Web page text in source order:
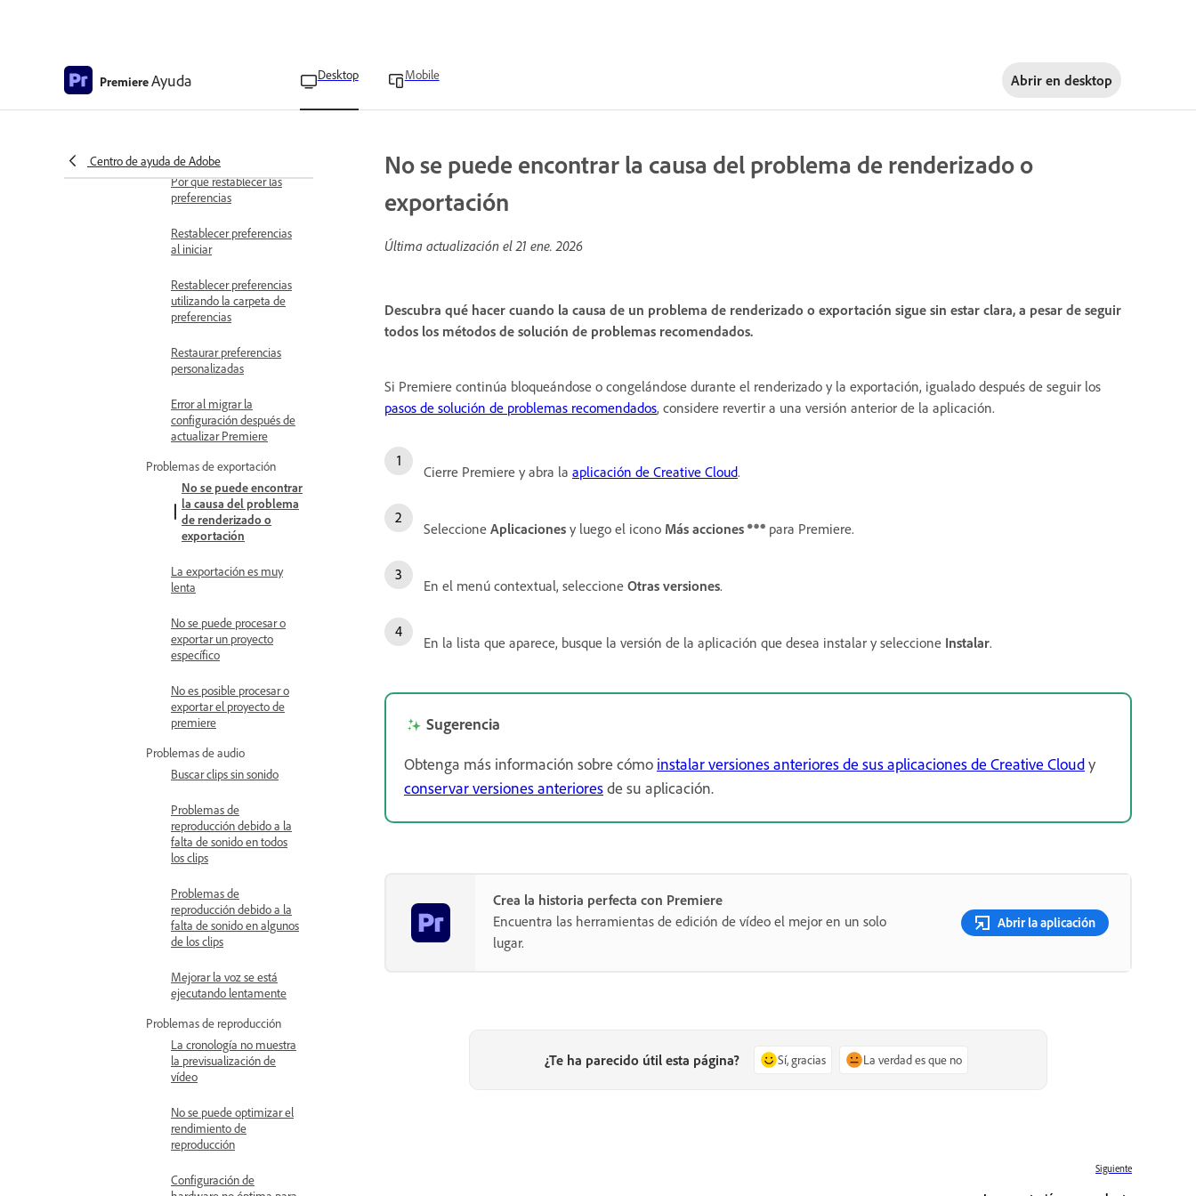
PremiereAyuda Desktop Mobile Abrir en desktop
Centro de ayuda de Adobe
Premiere se bloquea al
específico
la Configuración
Por qué restablecer las
preferencias
Restablecer preferencias
al iniciar
Restablecer preferencias
utilizando la carpeta de
preferencias
Restaurar preferencias
personalizadas
Error al migrar la
configuración después de
actualizar Premiere
Problemas de exportación
No se puede encontrar
la causa del problema
de renderizado o
exportación
La exportación es muy
lenta
No se puede procesar o
exportar un proyecto
específico
No es posible procesar o
exportar el proyecto de
premiere
Problemas de audio
Buscar clips sin sonido
Problemas de
reproducción debido a la
falta de sonido en todos
los clips
Problemas de
reproducción debido a la
falta de sonido en algunos
de los clips
Mejorar la voz se está
ejecutando lentamente
Problemas de reproducción
La cronología no muestra
la previsualización de
vídeo
No se puede optimizar el
rendimiento de
reproducción
Configuración de
No se puede encontrar la causa del problema de renderizado o
exportación
Última actualización el21 ene. 2026
Descubra qué hacer cuando la causa de un problema de renderizado o exportación sigue sin estar clara, a pesar de seguir
todos los métodos de solución de problemas recomendados.
Si Premiere continúa bloqueándose o congelándose durante el renderizado y la exportación, igualado después de seguir los
pasos de solución de problemas recomendados, considere revertir a una versión anterior de la aplicación.
Cierre Premiere y abra la aplicación de Creative Cloud.
Seleccione Aplicaciones y luego el icono Más acciones para Premiere.
En el menú contextual, seleccione Otras versiones.
En la lista que aparece, busque la versión de la aplicación que desea instalar y seleccione Instalar.
Sugerencia
Obtenga más información sobre cómo instalar versiones anteriores de sus aplicaciones de Creative Cloudy
conservar versiones anterioresde su aplicación.
Crea la historia perfecta con Premiere
Encuentra las herramientas de edición de vídeo el mejor en un solo
lugar.
Abrir la aplicación
¿Te ha parecido útil esta página? Sí, gracias La verdad es que no
Siguiente